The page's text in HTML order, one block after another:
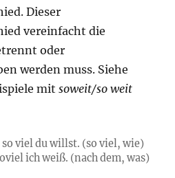
Dieser
vereinfacht die
oder
werden muss. Siehe
mitsoweit/so weit
so vieldu willst. (so viel, wie)
ich weiß. (nach dem, was)